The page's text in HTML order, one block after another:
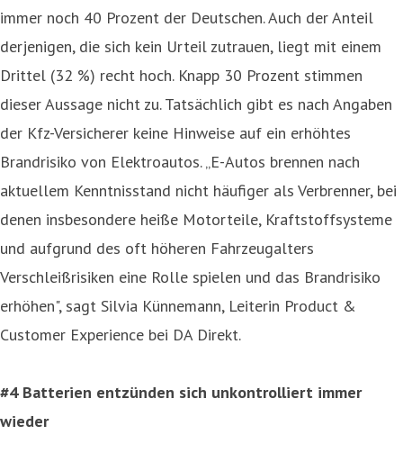
immer noch 40 Prozent der Deutschen. Auch der Anteil
derjenigen, die sich kein Urteil zutrauen, liegt mit einem
Drittel (32 %) recht hoch. Knapp 30 Prozent stimmen
dieser Aussage nicht zu. Tatsächlich gibt es nach Angaben
der Kfz-Versicherer keine Hinweise auf ein erhöhtes
Brandrisiko von Elektroautos. „E-Autos brennen nach
aktuellem Kenntnisstand nicht häufiger als Verbrenner, bei
denen insbesondere heiße Motorteile, Kraftstoffsysteme
und aufgrund des oft höheren Fahrzeugalters
Verschleißrisiken eine Rolle spielen und das Brandrisiko
erhöhen", sagt Silvia Künnemann, Leiterin Product &
Customer Experience bei DA Direkt.
#4 Batterien entzünden sich unkontrolliert immer
wieder